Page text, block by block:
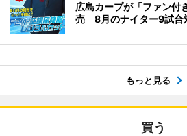
広島カープが「ファン付
売 8月のナイター9試合
もっと見る
買う